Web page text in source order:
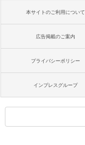
本サイトのご利用について
広告掲載のご案内
プライバシーポリシー
インプレスグループ